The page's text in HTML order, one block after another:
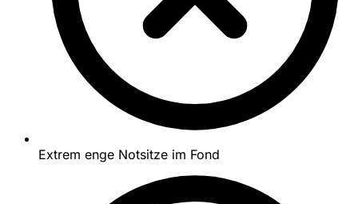
Extrem enge Notsitze im Fond